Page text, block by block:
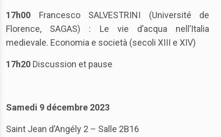
17h00 Francesco SALVESTRINI (Université de
Florence, SAGAS) : Le vie d’acqua nell’Italia
medievale. Economia e società (secoli XIII e XIV)
17h20 Discussion et pause
Samedi 9 décembre 2023
Saint Jean d’Angély 2 – Salle 2B16